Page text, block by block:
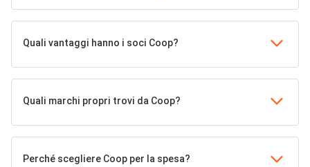
Quali vantaggi hanno i soci Coop?
Quali marchi propri trovi da Coop?
Perché scegliere Coop per la spesa?